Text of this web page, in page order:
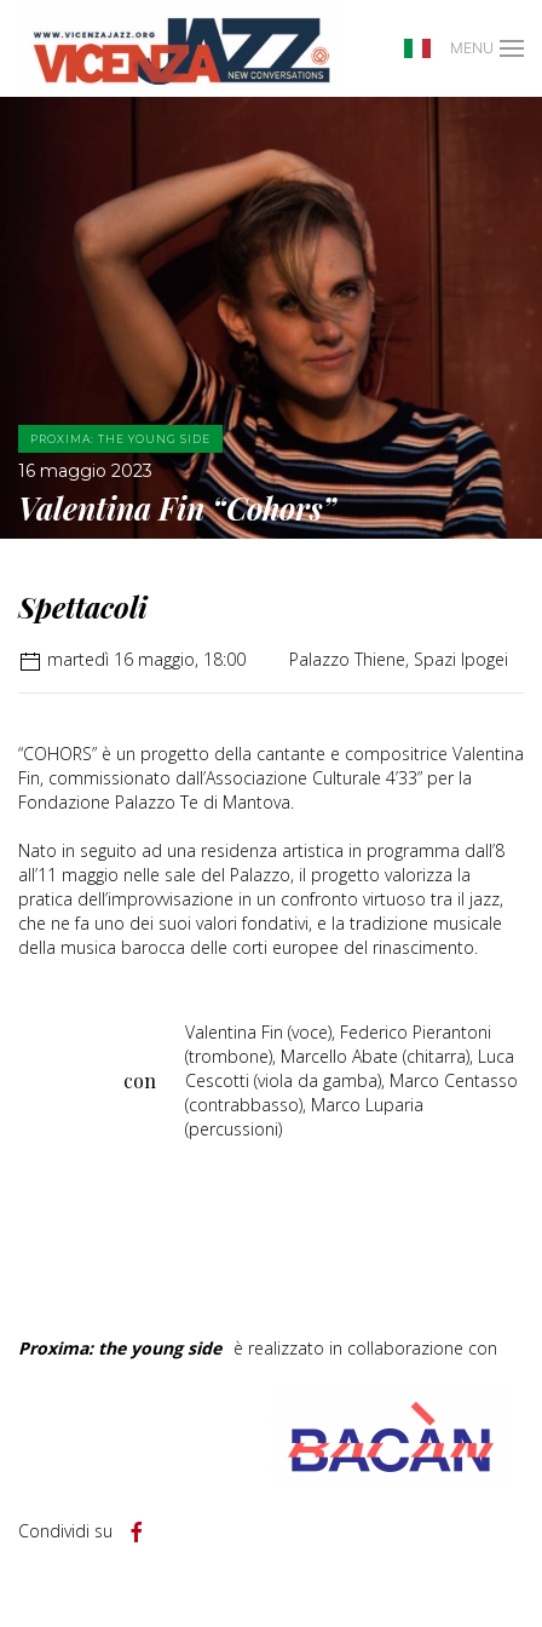
MENU
PROXIMA: THE YOUNG SIDE
16 maggio 2023
Valentina Fin “Cohors”
Spettacoli
martedì 16 maggio, 18:00 Palazzo Thiene, Spazi Ipogei
“COHORS” è un progetto della cantante e compositrice Valentina
Fin, commissionato dall’Associazione Culturale 4’33” per la
Fondazione Palazzo Te di Mantova.
Nato in seguito ad una residenza artistica in programma dall’8
all’11 maggio nelle sale del Palazzo, il progetto valorizza la
pratica dell’improvvisazione in un confronto virtuoso tra il jazz,
che ne fa uno dei suoi valori fondativi, e la tradizione musicale
della musica barocca delle corti europee del rinascimento.
con
Valentina Fin (voce), Federico Pierantoni
(trombone), Marcello Abate (chitarra), Luca
Cescotti (viola da gamba), Marco Centasso
(contrabbasso), Marco Luparia
(percussioni)
Proxima: the young side è realizzato in collaborazione con
Condividi su